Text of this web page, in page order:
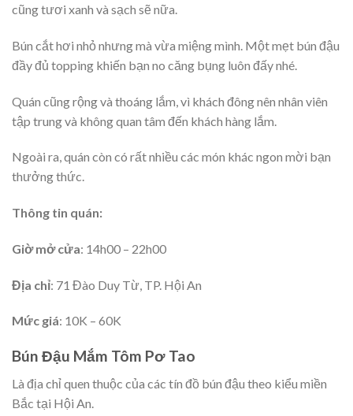
cũng tươi xanh và sạch sẽ nữa.
Bún cắt hơi nhỏ nhưng mà vừa miệng mình. Một mẹt bún đậu
đầy đủ topping khiến bạn no căng bụng luôn đấy nhé.
Quán cũng rộng và thoáng lắm, vì khách đông nên nhân viên
tập trung và không quan tâm đến khách hàng lắm.
Ngoài ra, quán còn có rất nhiều các món khác ngon mời bạn
thưởng thức.
Thông tin quán:
Giờ mở cửa: 14h00 – 22h00
Địa chỉ: 71 Đào Duy Từ, TP. Hội An
Mức giá: 10K – 60K
Bún Đậu Mắm Tôm Pơ Tao
Là địa chỉ quen thuộc của các tín đồ bún đậu theo kiểu miền
Bắc tại Hội An.